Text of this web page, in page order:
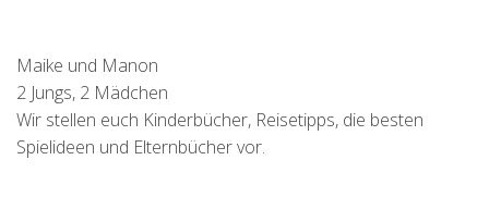
Maike und Manon
2 Jungs, 2 Mädchen
Wir stellen euch Kinderbücher, Reisetipps, die besten
Spielideen und Elternbücher vor.